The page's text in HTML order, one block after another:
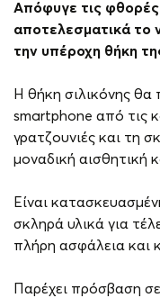
Απόφυγε τις
αποτελεσματικά το
την υπέροχη θήκη
Η θήκη σιλικόνης
smartphone από τις
γρατζουνιές και τη
μοναδική αισθητική
Είναι
σκληρά υλικά για
πλήρη ασφάλεια και
Παρέχει πρόσβαση σε